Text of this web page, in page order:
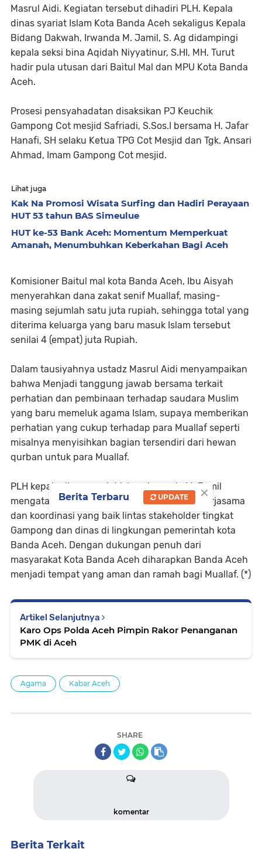
Masrul Aidi. Kegiatan tersebut dihadiri PLH. Kepala
dinas syariat Islam Kota Banda Aceh sekaligus Kepala
Bidang Dakwah, Irwanda M. Jamil, S. Ag didampingi
kepala seksi bina Aqidah Niyyatinur, S.HI, MH. Turut
hadir pula utusan dari Baitul Mal dan MPU Kota Banda
Aceh.
Prosesi pensyahadatan disaksikan PJ Keuchik
Gampong Cot mesjid Safriadi, S.Sos.I bersama H. Jafar
Hanafi, SH selaku Ketua TPG Cot Mesjid dan Tgk. Ansari
Ahmad, Imam Gampong Cot mesjid.
Lihat juga
Kak Na Promosi Wisata Surfing dan Hadiri Perayaan
HUT 53 tahun BAS Simeulue
HUT ke-53 Bank Aceh: Momentum Memperkuat
Amanah, Menumbuhkan Keberkahan Bagi Aceh
Komisioner Baitul mal kota Banda Aceh, Ibu Aisyah
menyerahkan dana zakat senif Muallaf, masing-
masing sejumlah satu juta rupiah, sehingga total yang
diterima keluarga yang baru masuk Islam tersebut
senilai 4 (empat) juta Rupiah.
Dalam tausiyahnya ustadz Masrul Aidi menyampaikan
bahwa Menjadi tanggung jawab bersama terkait
perhatian dan pembinaan terhadap saudara Muslim
yang baru memeluk agama Islam, supaya memberikan
perhatian yang cukup terhadap para Muallaf seperti
misalnya menyisihkan bagian tersendiri dari hewan
qurban untuk para Muallaf.
PLH kepala dinas syariat Islam, Irwanda M. Jamil
mengatakan, kegiatan berlangsung berkat Kerjasama
dan koordinasi yang baik lintas stakeholder tingkat
Gampong dan dinas di lingkungan pemerintah kota
Banda Aceh. Dengan dukungan penuh dari
masyarakat Kota Banda Aceh diharapkan Banda Aceh
menjadi tempat yang aman dan ramah bagi Muallaf. (*)
Artikel Selanjutnya
Karo Ops Polda Aceh Pimpin Rakor Penanganan
PMK di Aceh
Agama Kabar Aceh
SHARE
komentar
Berita Terkait
×
Berita Terbaru UPDATE